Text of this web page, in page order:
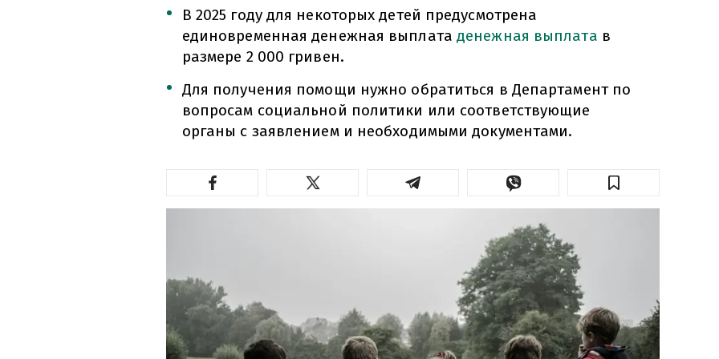
В 2025 году для некоторых детей предусмотрена
единовременная денежная выплата денежная выплата в
размере 2 000 гривен.
Для получения помощи нужно обратиться в Департамент по
вопросам социальной политики или соответствующие
органы с заявлением и необходимыми документами.